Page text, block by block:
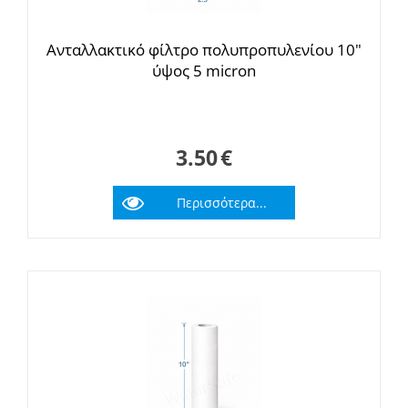
Ανταλλακτικό φίλτρο πολυπροπυλενίου 10"
ύψος 5 micron
3.50€
Περισσότερα...